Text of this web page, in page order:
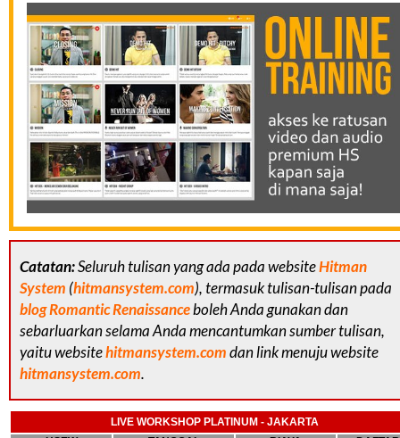
Catatan:Seluruh tulisan yang ada pada websiteHitman
System (hitmansystem.com), termasuk tulisan-tulisan pada
blog Romantic Renaissanceboleh Anda gunakan dan
sebarluarkan selama Anda mencantumkan sumber tulisan,
yaitu websitehitmansystem.comdan link menuju website
hitmansystem.com.
LIVE WORKSHOP PLATINUM - JAKARTA